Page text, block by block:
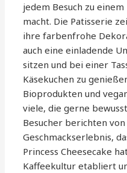
jedem Besuch zu
macht. Die Patisserie
ihre farbenfrohe
auch eine einladende
sitzen und bei einer
Käsekuchen zu
Bioprodukten und
viele, die gerne
Besucher berichten
Geschmackserlebnis,
Princess Cheesecake
Kaffeekultur etabliert